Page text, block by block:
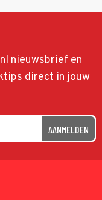
nieuwsbrief en
direct in jouw
AANMELDEN